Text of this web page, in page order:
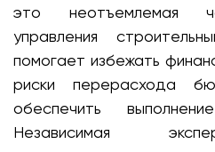
это неотъемлемая
управления
помогает избежать
риски перерасхода
обеспечить
Независимая